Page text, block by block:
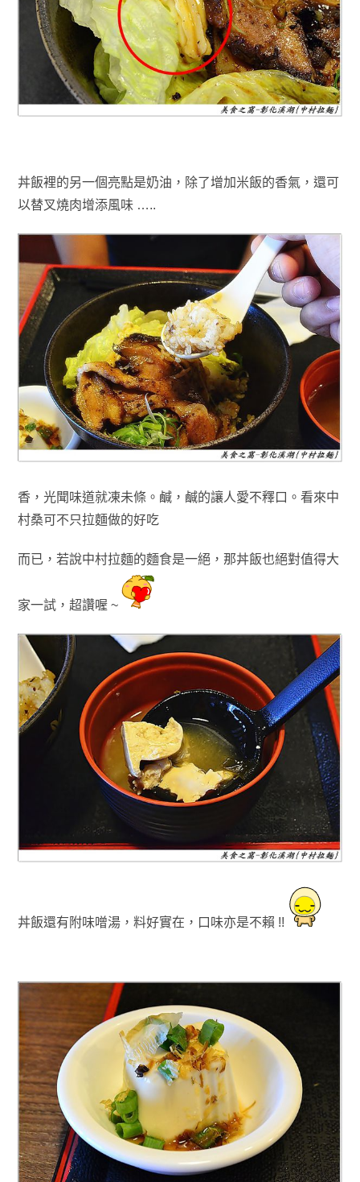
丼飯裡的另一個亮點是奶油 ， 除了增加米飯的香氣，還可
以替叉燒肉增添風味 …..
香 ，光聞味道就凍未條 。 鹹，鹹的讓人愛不釋口 。 看來中
村桑可不只拉麵做的好吃
而已， 若說中村拉麵的麵食是一絕 ，那丼飯也絕對值得大
家一試，超讚喔 ~
丼飯還有附味噌湯，料好實在 ，口味亦是不賴 !!